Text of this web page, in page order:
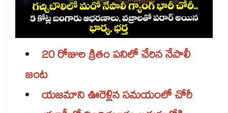
20 రోజుల క్రితం పనిలో చేరిన నేపాలీ
జంట
యజమాని ఊరెళ్లిన సమయంలో చోరీ